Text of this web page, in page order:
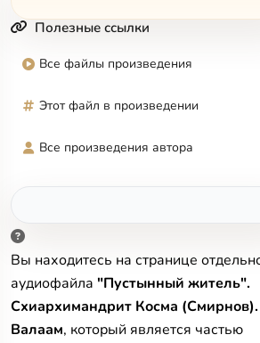
Полезные ссылки
Все файлы произведения
Этот файл в произведении
Все произведения автора
Вы находитесь на странице
аудиофайла "Пустынный житель".
Схиархимандрит Косма (Смирнов).
Валаам, который является частью